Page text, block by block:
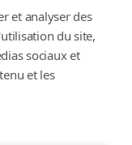
et analyser des
du site,
sociaux et
et les